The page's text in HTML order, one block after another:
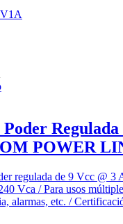
Poder
POWER